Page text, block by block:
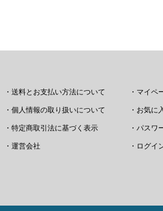
・送料とお支払い方法について
・個人情報の取り扱いについて
・特定商取引法に基づく表示
・運営会社
・マイペ
・お気に
・パスワ
・ログイ